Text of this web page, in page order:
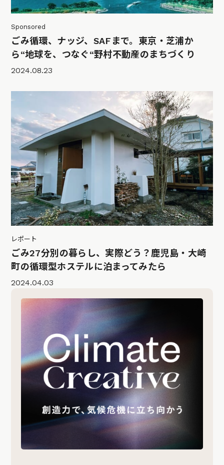
Sponsored
ごみ循環、ナッジ、SAFまで。東京・芝浦か
ら“地球を、つなぐ“野村不動産のまちづくり
2024.08.23
レポート
ごみ27分別の暮らし、実際どう？鹿児島・大崎
町の循環型ホステルに泊まってみたら
2024.04.03